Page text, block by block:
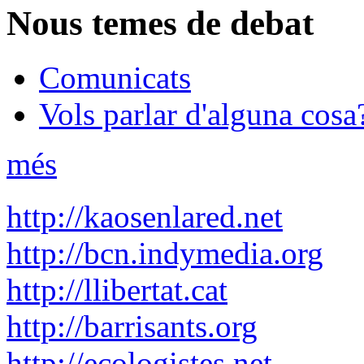
Nous temes de debat
Comunicats
Vols parlar d'alguna
més
http://kaosenlared.net
http://bcn.indymedia.org
http://llibertat.cat
http://barrisants.org